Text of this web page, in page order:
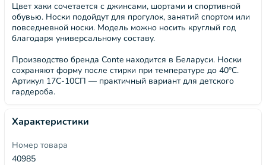
Цвет хаки сочетается с джинсами, шортами и спортивной
обувью. Носки подойдут для прогулок, занятий спортом или
повседневной носки. Модель можно носить круглый год
благодаря универсальному составу.
Производство бренда Conte находится в Беларуси. Носки
сохраняют форму после стирки при температуре до 40°C.
Артикул 17С-10СП — практичный вариант для детского
гардероба.
Характеристики
Номер товара
40985